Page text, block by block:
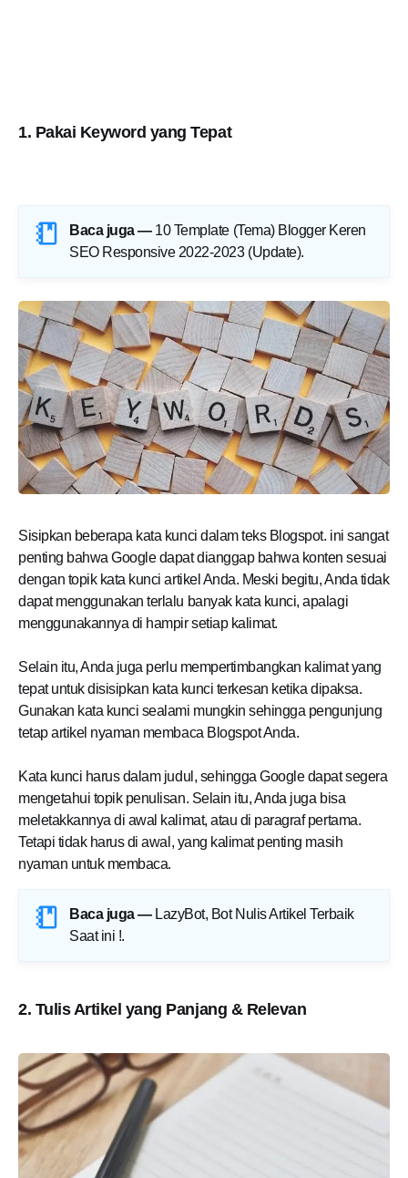
1. Pakai Keyword yang Tepat
Baca juga — 10 Template (Tema) Blogger Keren
SEO Responsive 2022-2023 (Update).
Sisipkan beberapa kata kunci dalam teks Blogspot. ini sangat
penting bahwa Google dapat dianggap bahwa konten sesuai
dengan topik kata kunci artikel Anda. Meski begitu, Anda tidak
dapat menggunakan terlalu banyak kata kunci, apalagi
menggunakannya di hampir setiap kalimat.
Selain itu, Anda juga perlu mempertimbangkan kalimat yang
tepat untuk disisipkan kata kunci terkesan ketika dipaksa.
Gunakan kata kunci sealami mungkin sehingga pengunjung
tetap artikel nyaman membaca Blogspot Anda.
Kata kunci harus dalam judul, sehingga Google dapat segera
mengetahui topik penulisan. Selain itu, Anda juga bisa
meletakkannya di awal kalimat, atau di paragraf pertama.
Tetapi tidak harus di awal, yang kalimat penting masih
nyaman untuk membaca.
Baca juga — LazyBot, Bot Nulis Artikel Terbaik
Saat ini !.
2. Tulis Artikel yang Panjang & Relevan